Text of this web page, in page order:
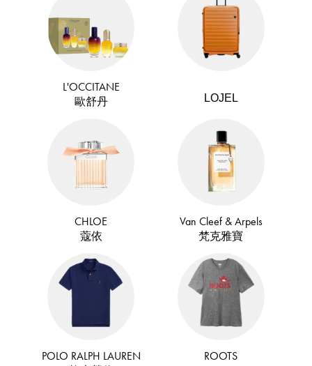
L'OCCITANE
歐舒丹 LOJEL
CHLOE
蔻依
Van Cleef & Arpels
梵克雅寶
POLO RALPH LAUREN ROOTS